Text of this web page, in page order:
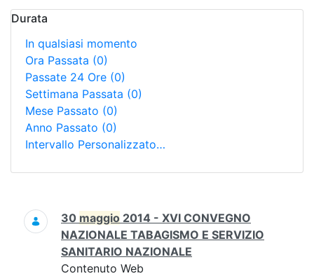
Durata
In qualsiasi momento
Ora Passata (0)
Passate 24 Ore (0)
Settimana Passata (0)
Mese Passato (0)
Anno Passato (0)
Intervallo Personalizzato…
Ricerca
30 maggio 2014 - XVI CONVEGNO
NAZIONALE TABAGISMO E SERVIZIO
SANITARIO NAZIONALE
Contenuto Web